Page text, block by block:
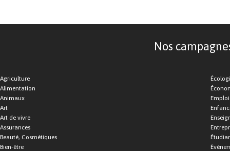
Nos
Agriculture
Alimentation
Animaux
Art
Art de vivre
Assurances
Beauté, Cosmétiques
Bien-être
Emploi